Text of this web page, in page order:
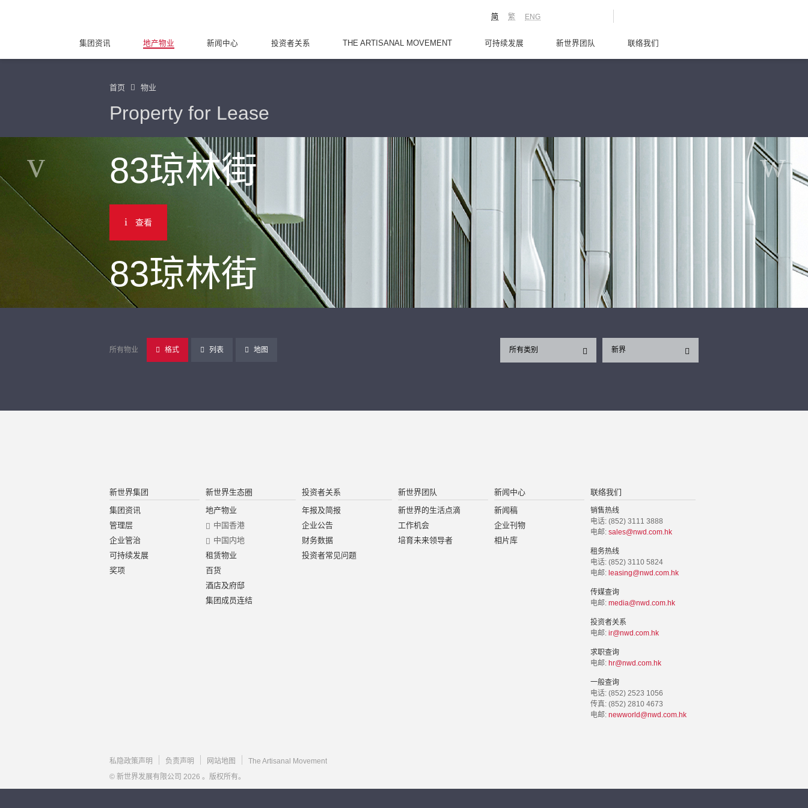
ENG
繁
简
集团资讯 地产物业 新闻中心 投资者关系 THE ARTISANAL MOVEMENT 可持续发展 新世界团队 联络我们
首页 物业
Property for Lease
83琼林街
查看
83琼林街
所有物业 格式 列表 地图 新界
所有类别
新世界集团
集团资讯
管理层
企业管治
可持续发展
奖项
新世界生态圈
地产物业
中国香港
中国内地
租赁物业
百货
酒店及府邸
集团成员连结
投资者关系
年报及简报
企业公告
财务数据
投资者常见问题
新世界团队
新世界的生活点滴
工作机会
培育未来领导者
新闻中心
新闻稿
企业刊物
相片库
联络我们
销售热线
电话: (852) 3111 3888
电邮: sales@nwd.com.hk
租务热线
电话: (852) 3110 5824
电邮: leasing@nwd.com.hk
传媒查询
电邮: media@nwd.com.hk
投资者关系
电邮: ir@nwd.com.hk
求职查询
电邮: hr@nwd.com.hk
一般查询
电话: (852) 2523 1056
传真: (852) 2810 4673
电邮: newworld@nwd.com.hk
私隐政策声明 负责声明 网站地图
The Artisanal Movement
© 新世界发展有限公司 2026 。版权所有。